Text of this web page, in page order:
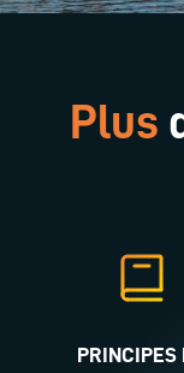
Plus
PRINCIPES